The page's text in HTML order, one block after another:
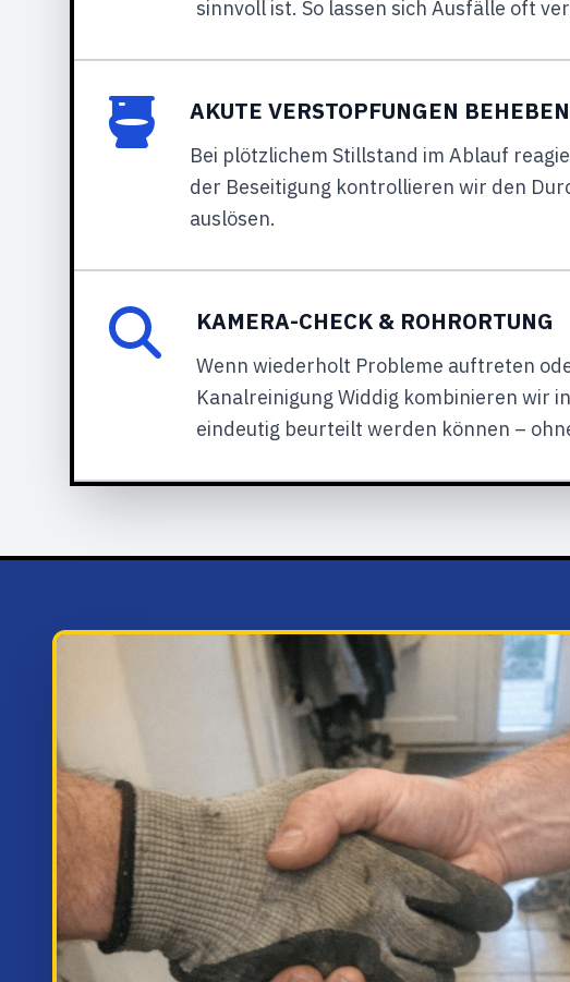
sinnvoll ist. So lassen sich Ausfälle oft
AKUTE VERSTOPFUNGEN BEHEBEN
Bei plötzlichem Stillstand im Ablauf
der Beseitigung kontrollieren wir den
auslösen.
KAMERA-CHECK & ROHRORTUNG
Wenn wiederholt Probleme auftreten
Kanalreinigung Widdig kombinieren wir
eindeutig beurteilt werden können –